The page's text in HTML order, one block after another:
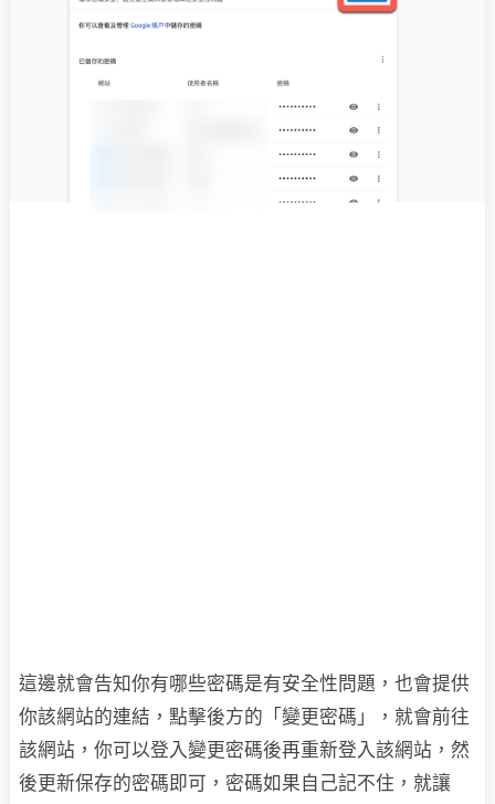
這邊就會告知你有哪些密碼是有安全性問題，也會提供
你該網站的連結，點擊後方的「變更密碼」，就會前往
該網站，你可以登入變更密碼後再重新登入該網站，然
後更新保存的密碼即可，密碼如果自己記不住，就讓